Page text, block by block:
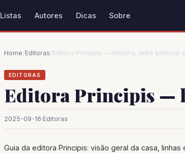
Listas Autores Dicas Sobre
Home/Editoras/Editora Principis — história, linha editorial
EDITORAS
Editora Principis —
2025-09-16·Editoras
Guia da editora Principis: visão geral da casa,